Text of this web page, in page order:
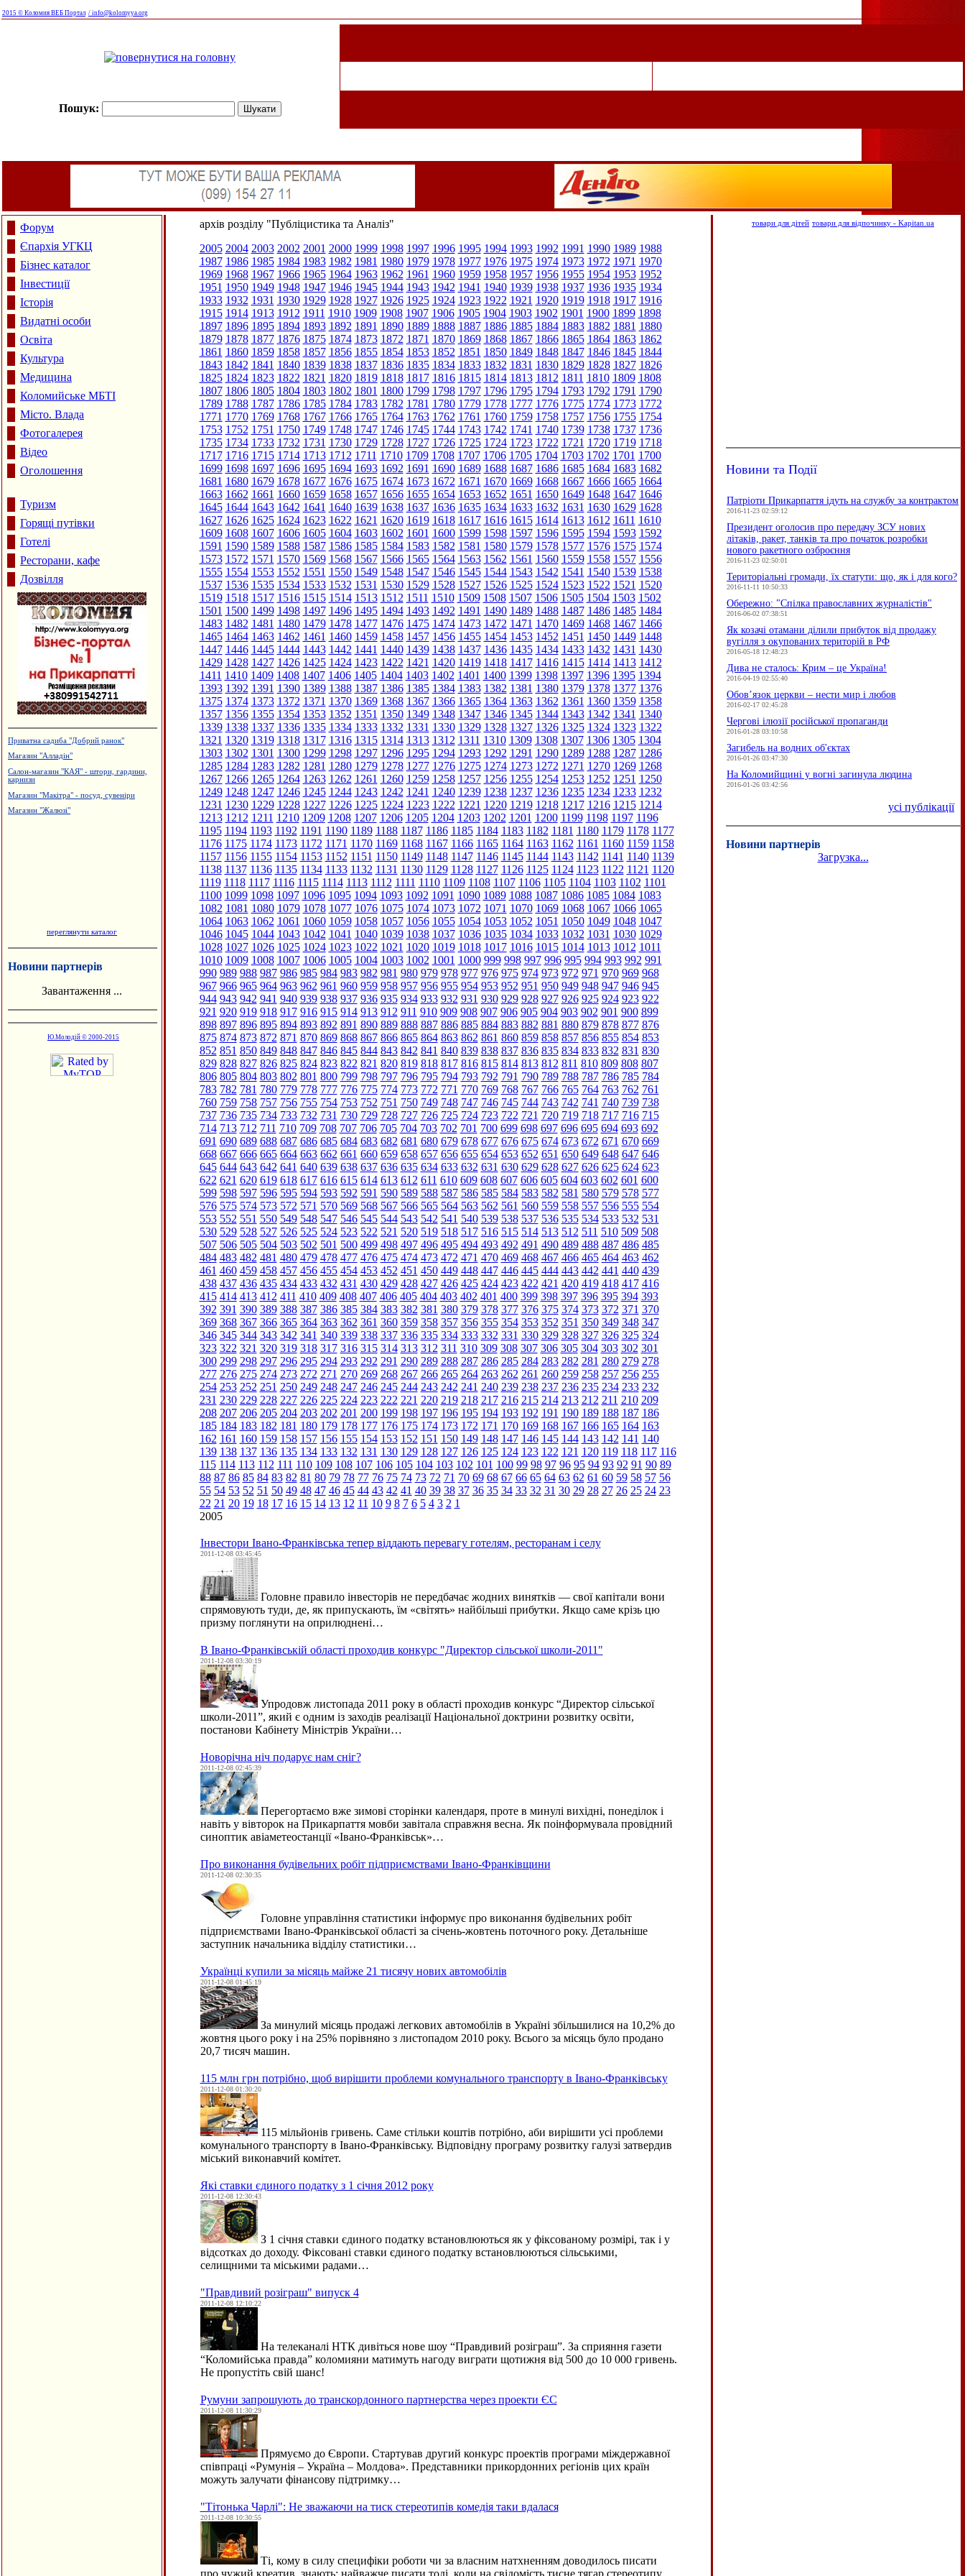
2015 © Коломия ВЕБ Портал / info@kolomyya.org
Пошук:
Форум
Єпархія УГКЦ
Бізнес каталог
Інвестиції
Історія
Видатні особи
Освіта
Культура
Медицина
Коломийське МБТІ
Місто. Влада
Фотогалерея
Відео
Оголошення
Туризм
Горящі путівки
Готелі
Ресторани, кафе
Дозвілля
Приватна садиба "Добрий ранок"
Магазин "Алладін"
Салон-магазин "КАЯ" - штори, гардини,
карнизи
Магазин "Макітра" - посуд, сувеніри
Магазин "Жалюзі"
переглянути каталог
Новини партнерів
Завантаження ...
Ю.Молодій © 2000-2015
архів розділу "Публіцистика та Аналіз"
2005 2004 2003 2002 2001 2000 1999 1998 1997 1996 1995 1994 1993 1992 1991 1990 1989 1988
1987 1986 1985 1984 1983 1982 1981 1980 1979 1978 1977 1976 1975 1974 1973 1972 1971 1970
1969 1968 1967 1966 1965 1964 1963 1962 1961 1960 1959 1958 1957 1956 1955 1954 1953 1952
1951 1950 1949 1948 1947 1946 1945 1944 1943 1942 1941 1940 1939 1938 1937 1936 1935 1934
1933 1932 1931 1930 1929 1928 1927 1926 1925 1924 1923 1922 1921 1920 1919 1918 1917 1916
1915 1914 1913 1912 1911 1910 1909 1908 1907 1906 1905 1904 1903 1902 1901 1900 1899 1898
1897 1896 1895 1894 1893 1892 1891 1890 1889 1888 1887 1886 1885 1884 1883 1882 1881 1880
1879 1878 1877 1876 1875 1874 1873 1872 1871 1870 1869 1868 1867 1866 1865 1864 1863 1862
1861 1860 1859 1858 1857 1856 1855 1854 1853 1852 1851 1850 1849 1848 1847 1846 1845 1844
1843 1842 1841 1840 1839 1838 1837 1836 1835 1834 1833 1832 1831 1830 1829 1828 1827 1826
1825 1824 1823 1822 1821 1820 1819 1818 1817 1816 1815 1814 1813 1812 1811 1810 1809 1808
1807 1806 1805 1804 1803 1802 1801 1800 1799 1798 1797 1796 1795 1794 1793 1792 1791 1790
1789 1788 1787 1786 1785 1784 1783 1782 1781 1780 1779 1778 1777 1776 1775 1774 1773 1772
1771 1770 1769 1768 1767 1766 1765 1764 1763 1762 1761 1760 1759 1758 1757 1756 1755 1754
1753 1752 1751 1750 1749 1748 1747 1746 1745 1744 1743 1742 1741 1740 1739 1738 1737 1736
1735 1734 1733 1732 1731 1730 1729 1728 1727 1726 1725 1724 1723 1722 1721 1720 1719 1718
1717 1716 1715 1714 1713 1712 1711 1710 1709 1708 1707 1706 1705 1704 1703 1702 1701 1700
1699 1698 1697 1696 1695 1694 1693 1692 1691 1690 1689 1688 1687 1686 1685 1684 1683 1682
1681 1680 1679 1678 1677 1676 1675 1674 1673 1672 1671 1670 1669 1668 1667 1666 1665 1664
1663 1662 1661 1660 1659 1658 1657 1656 1655 1654 1653 1652 1651 1650 1649 1648 1647 1646
1645 1644 1643 1642 1641 1640 1639 1638 1637 1636 1635 1634 1633 1632 1631 1630 1629 1628
1627 1626 1625 1624 1623 1622 1621 1620 1619 1618 1617 1616 1615 1614 1613 1612 1611 1610
1609 1608 1607 1606 1605 1604 1603 1602 1601 1600 1599 1598 1597 1596 1595 1594 1593 1592
1591 1590 1589 1588 1587 1586 1585 1584 1583 1582 1581 1580 1579 1578 1577 1576 1575 1574
1573 1572 1571 1570 1569 1568 1567 1566 1565 1564 1563 1562 1561 1560 1559 1558 1557 1556
1555 1554 1553 1552 1551 1550 1549 1548 1547 1546 1545 1544 1543 1542 1541 1540 1539 1538
1537 1536 1535 1534 1533 1532 1531 1530 1529 1528 1527 1526 1525 1524 1523 1522 1521 1520
1519 1518 1517 1516 1515 1514 1513 1512 1511 1510 1509 1508 1507 1506 1505 1504 1503 1502
1501 1500 1499 1498 1497 1496 1495 1494 1493 1492 1491 1490 1489 1488 1487 1486 1485 1484
1483 1482 1481 1480 1479 1478 1477 1476 1475 1474 1473 1472 1471 1470 1469 1468 1467 1466
1465 1464 1463 1462 1461 1460 1459 1458 1457 1456 1455 1454 1453 1452 1451 1450 1449 1448
1447 1446 1445 1444 1443 1442 1441 1440 1439 1438 1437 1436 1435 1434 1433 1432 1431 1430
1429 1428 1427 1426 1425 1424 1423 1422 1421 1420 1419 1418 1417 1416 1415 1414 1413 1412
1411 1410 1409 1408 1407 1406 1405 1404 1403 1402 1401 1400 1399 1398 1397 1396 1395 1394
1393 1392 1391 1390 1389 1388 1387 1386 1385 1384 1383 1382 1381 1380 1379 1378 1377 1376
1375 1374 1373 1372 1371 1370 1369 1368 1367 1366 1365 1364 1363 1362 1361 1360 1359 1358
1357 1356 1355 1354 1353 1352 1351 1350 1349 1348 1347 1346 1345 1344 1343 1342 1341 1340
1339 1338 1337 1336 1335 1334 1333 1332 1331 1330 1329 1328 1327 1326 1325 1324 1323 1322
1321 1320 1319 1318 1317 1316 1315 1314 1313 1312 1311 1310 1309 1308 1307 1306 1305 1304
1303 1302 1301 1300 1299 1298 1297 1296 1295 1294 1293 1292 1291 1290 1289 1288 1287 1286
1285 1284 1283 1282 1281 1280 1279 1278 1277 1276 1275 1274 1273 1272 1271 1270 1269 1268
1267 1266 1265 1264 1263 1262 1261 1260 1259 1258 1257 1256 1255 1254 1253 1252 1251 1250
1249 1248 1247 1246 1245 1244 1243 1242 1241 1240 1239 1238 1237 1236 1235 1234 1233 1232
1231 1230 1229 1228 1227 1226 1225 1224 1223 1222 1221 1220 1219 1218 1217 1216 1215 1214
1213 1212 1211 1210 1209 1208 1207 1206 1205 1204 1203 1202 1201 1200 1199 1198 1197 1196
1195 1194 1193 1192 1191 1190 1189 1188 1187 1186 1185 1184 1183 1182 1181 1180 1179 1178 1177
1176 1175 1174 1173 1172 1171 1170 1169 1168 1167 1166 1165 1164 1163 1162 1161 1160 1159 1158
1157 1156 1155 1154 1153 1152 1151 1150 1149 1148 1147 1146 1145 1144 1143 1142 1141 1140 1139
1138 1137 1136 1135 1134 1133 1132 1131 1130 1129 1128 1127 1126 1125 1124 1123 1122 1121 1120
1119 1118 1117 1116 1115 1114 1113 1112 1111 1110 1109 1108 1107 1106 1105 1104 1103 1102 1101
1100 1099 1098 1097 1096 1095 1094 1093 1092 1091 1090 1089 1088 1087 1086 1085 1084 1083
1082 1081 1080 1079 1078 1077 1076 1075 1074 1073 1072 1071 1070 1069 1068 1067 1066 1065
1064 1063 1062 1061 1060 1059 1058 1057 1056 1055 1054 1053 1052 1051 1050 1049 1048 1047
1046 1045 1044 1043 1042 1041 1040 1039 1038 1037 1036 1035 1034 1033 1032 1031 1030 1029
1028 1027 1026 1025 1024 1023 1022 1021 1020 1019 1018 1017 1016 1015 1014 1013 1012 1011
1010 1009 1008 1007 1006 1005 1004 1003 1002 1001 1000 999 998 997 996 995 994 993 992 991
990 989 988 987 986 985 984 983 982 981 980 979 978 977 976 975 974 973 972 971 970 969 968
967 966 965 964 963 962 961 960 959 958 957 956 955 954 953 952 951 950 949 948 947 946 945
944 943 942 941 940 939 938 937 936 935 934 933 932 931 930 929 928 927 926 925 924 923 922
921 920 919 918 917 916 915 914 913 912 911 910 909 908 907 906 905 904 903 902 901 900 899
898 897 896 895 894 893 892 891 890 889 888 887 886 885 884 883 882 881 880 879 878 877 876
875 874 873 872 871 870 869 868 867 866 865 864 863 862 861 860 859 858 857 856 855 854 853
852 851 850 849 848 847 846 845 844 843 842 841 840 839 838 837 836 835 834 833 832 831 830
829 828 827 826 825 824 823 822 821 820 819 818 817 816 815 814 813 812 811 810 809 808 807
806 805 804 803 802 801 800 799 798 797 796 795 794 793 792 791 790 789 788 787 786 785 784
783 782 781 780 779 778 777 776 775 774 773 772 771 770 769 768 767 766 765 764 763 762 761
760 759 758 757 756 755 754 753 752 751 750 749 748 747 746 745 744 743 742 741 740 739 738
737 736 735 734 733 732 731 730 729 728 727 726 725 724 723 722 721 720 719 718 717 716 715
714 713 712 711 710 709 708 707 706 705 704 703 702 701 700 699 698 697 696 695 694 693 692
691 690 689 688 687 686 685 684 683 682 681 680 679 678 677 676 675 674 673 672 671 670 669
668 667 666 665 664 663 662 661 660 659 658 657 656 655 654 653 652 651 650 649 648 647 646
645 644 643 642 641 640 639 638 637 636 635 634 633 632 631 630 629 628 627 626 625 624 623
622 621 620 619 618 617 616 615 614 613 612 611 610 609 608 607 606 605 604 603 602 601 600
599 598 597 596 595 594 593 592 591 590 589 588 587 586 585 584 583 582 581 580 579 578 577
576 575 574 573 572 571 570 569 568 567 566 565 564 563 562 561 560 559 558 557 556 555 554
553 552 551 550 549 548 547 546 545 544 543 542 541 540 539 538 537 536 535 534 533 532 531
530 529 528 527 526 525 524 523 522 521 520 519 518 517 516 515 514 513 512 511 510 509 508
507 506 505 504 503 502 501 500 499 498 497 496 495 494 493 492 491 490 489 488 487 486 485
484 483 482 481 480 479 478 477 476 475 474 473 472 471 470 469 468 467 466 465 464 463 462
461 460 459 458 457 456 455 454 453 452 451 450 449 448 447 446 445 444 443 442 441 440 439
438 437 436 435 434 433 432 431 430 429 428 427 426 425 424 423 422 421 420 419 418 417 416
415 414 413 412 411 410 409 408 407 406 405 404 403 402 401 400 399 398 397 396 395 394 393
392 391 390 389 388 387 386 385 384 383 382 381 380 379 378 377 376 375 374 373 372 371 370
369 368 367 366 365 364 363 362 361 360 359 358 357 356 355 354 353 352 351 350 349 348 347
346 345 344 343 342 341 340 339 338 337 336 335 334 333 332 331 330 329 328 327 326 325 324
323 322 321 320 319 318 317 316 315 314 313 312 311 310 309 308 307 306 305 304 303 302 301
300 299 298 297 296 295 294 293 292 291 290 289 288 287 286 285 284 283 282 281 280 279 278
277 276 275 274 273 272 271 270 269 268 267 266 265 264 263 262 261 260 259 258 257 256 255
254 253 252 251 250 249 248 247 246 245 244 243 242 241 240 239 238 237 236 235 234 233 232
231 230 229 228 227 226 225 224 223 222 221 220 219 218 217 216 215 214 213 212 211 210 209
208 207 206 205 204 203 202 201 200 199 198 197 196 195 194 193 192 191 190 189 188 187 186
185 184 183 182 181 180 179 178 177 176 175 174 173 172 171 170 169 168 167 166 165 164 163
162 161 160 159 158 157 156 155 154 153 152 151 150 149 148 147 146 145 144 143 142 141 140
139 138 137 136 135 134 133 132 131 130 129 128 127 126 125 124 123 122 121 120 119 118 117 116
115 114 113 112 111 110 109 108 107 106 105 104 103 102 101 100 99 98 97 96 95 94 93 92 91 90 89
88 87 86 85 84 83 82 81 80 79 78 77 76 75 74 73 72 71 70 69 68 67 66 65 64 63 62 61 60 59 58 57 56
55 54 53 52 51 50 49 48 47 46 45 44 43 42 41 40 39 38 37 36 35 34 33 32 31 30 29 28 27 26 25 24 23
22 21 20 19 18 17 16 15 14 13 12 11 10 9 8 7 6 5 4 3 2 1
2005
Інвестори Івано-Франківська тепер віддають перевагу готелям, ресторанам і селу
2011-12-08 03:45:45
Головне правило інвесторів не передбачає жодних винятків — свої капітали вони
спрямовують туди, де, як припускають, їм «світять» найбільші прибутки. Якщо саме крізь цю
призму поглянути на оприлюднені…
В Івано-Франківській області проходив конкурс "Директор сільської школи-2011"
2011-12-08 03:30:19
Упродовж листопада 2011 року в області проходив конкурс “Директор сільської
школи-2011”, який є одним із заходів реалізації Національної доктрини розвитку освіти,
постанови Кабінету Міністрів України…
Новорічна ніч подарує нам сніг?
2011-12-08 02:45:39
Перегортаємо вже зимові сторінки календаря, проте в минулі вихідні, понеділок і
навіть у вівторок на Прикарпаття мовби завітала справжня весна. Як поінформувала провідний
синоптик авіаметеостанції «Івано-Франківськ»…
Про виконання будівельних робіт підприємствами Івано-Франківщини
2011-12-08 02:30:35
Головне управління статистики інформує про виконання будівельних робіт
підприємствами Івано-Франківської області за січень-жовтень поточного року. Детальніше
заступник начальника відділу статистики…
Українці купили за місяць майже 21 тисячу нових автомобілів
2011-12-08 01:45:19
За минулий місяць продажі легкових автомобілів в Україні збільшилися на 10,2% до
жовтня цього року і на 25% порівняно з листопадом 2010 року. Всього за місяць було продано
20,7 тисяч машин.
115 млн грн потрібно, щоб вирішити проблеми комунального транспорту в Івано-Франківську
2011-12-08 01:30:20
115 мільйонів гривень. Саме стільки коштів потрібно, аби вирішити усі проблеми
комунального транспорту в Івано-Франківську. Відповідну програму розвитку галузі затвердив
міський виконавчий комітет.
Які ставки єдиного податку з 1 січня 2012 року
2011-12-08 12:30:43
З 1 січня ставки єдиного податку встановлюються як у фіксованому розмірі, так і у
відсотках до доходу. Фіксовані ставки єдиного податку встановлюються сільськими,
селищними та міськими радами…
"Правдивий розіграш" випуск 4
2011-12-08 12:10:22
На телеканалі НТК дивіться нове шоу “Правдивий розіграш”. За сприяння газети
“Коломийська правда” коломияни матимуть нагоду виграти щотижня від 500 до 10 000 гривень.
Не пропустіть свій шанс!
Румуни запрошують до транскордонного партнерства через проекти ЄС
2011-12-08 11:30:29
Прямуємо до Європи. Стартував другий конкурс проектів програми міждержавної
співпраці «Румунія – Україна – Молдова». Представники прикордонних регіонів цих країн
можуть залучати фінансову підтримку…
"Тітонька Чарлі": Не зважаючи на тиск стереотипів комедія таки вдалася
2011-12-08 10:30:55
Ті, кому в силу специфіки роботи чи за власним натхненням доводилось писати
про чужий креатив, знають: найважче писати тоді, коли на свідомість тисне тягар стереотипу.
товари для дітей товари для відпочинку - Kapitan.ua
Новини та Події
Патріоти Прикарпаття ідуть на службу за контрактом
2016-11-23 02:59:12
Президент оголосив про передачу ЗСУ нових
літаків, ракет, танків та про початок розробки
нового ракетного озброєння
2016-11-23 02:50:01
Територіальні громади, їх статути: що, як і для кого?
2016-11-11 10:50:33
Обережно: "Спілка православних журналістів"
2016-06-02 07:38:51
Як козачі отамани ділили прибуток від продажу
вугілля з окупованих територій в РФ
2016-05-18 12:48:23
Дива не сталось: Крим – це Україна!
2016-04-19 02:55:40
Обов’язок церкви – нести мир і любов
2016-02-17 02:45:28
Чергові ілюзії російської пропаганди
2016-01-28 03:10:58
Загибель на водних об'єктах
2016-01-26 03:47:30
На Коломийщині у вогні загинула людина
2016-01-26 03:42:56
усі публікації
Новини партнерів
Загрузка...